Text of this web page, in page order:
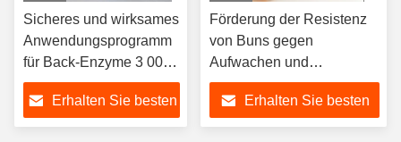
Sicheres und wirksames
Anwendungsprogramm
für Back-Enzyme 3 000
G/T
Weißpulver/Flüssigkeit
Erhalten Sie besten
Förderung der Resistenz
von Buns gegen
Aufwachen und
Wiederdämpfen mit
Bäckerenzym 3-5g/T
Anwendung 18 Monate
Erhalten Sie besten